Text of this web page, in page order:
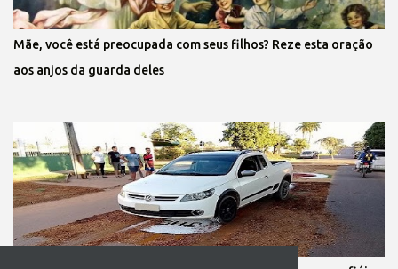
Mãe, você está preocupada com seus filhos? Reze esta oração
aos anjos da guarda deles